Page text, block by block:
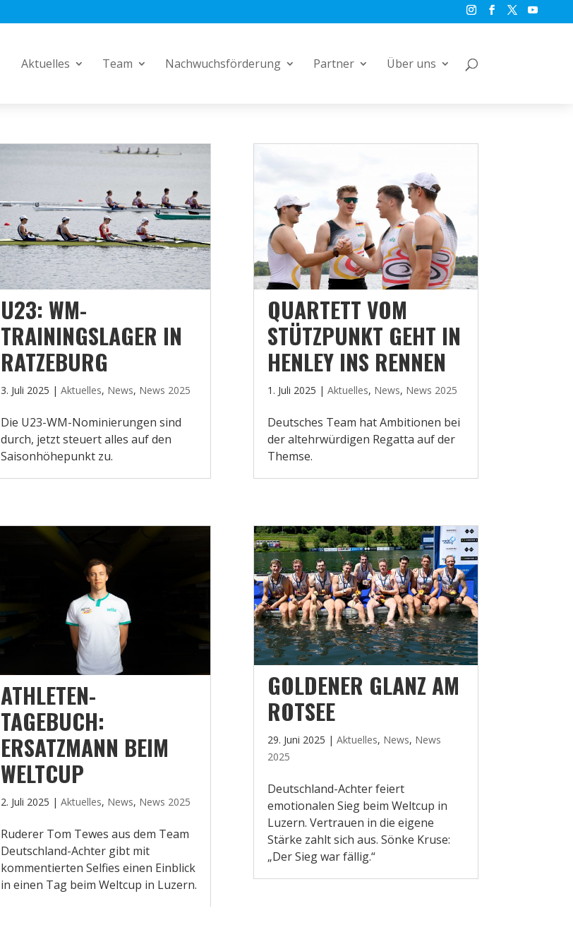
Aktuelles Team Nachwuchsförderung Partner Über uns
U23: WM-
TRAININGSLAGER IN
RATZEBURG
3. Juli 2025 | Aktuelles, News, News 2025
Die U23-WM-Nominierungen sind
durch, jetzt steuert alles auf den
Saisonhöhepunkt zu.
ATHLETEN-
TAGEBUCH:
ERSATZMANN BEIM
WELTCUP
2. Juli 2025 | Aktuelles, News, News 2025
Ruderer Tom Tewes aus dem Team
Deutschland-Achter gibt mit
kommentierten Selfies einen Einblick
in einen Tag beim Weltcup in Luzern.
QUARTETT VOM
STÜTZPUNKT GEHT IN
HENLEY INS RENNEN
1. Juli 2025 |Aktuelles, News, News 2025
Deutsches Team hat Ambitionen bei
der altehrwürdigen Regatta auf der
Themse.
GOLDENER GLANZ AM
ROTSEE
29. Juni 2025 |Aktuelles, News, News
2025
Deutschland-Achter feiert
emotionalen Sieg beim Weltcup in
Luzern. Vertrauen in die eigene
Stärke zahlt sich aus. Sönke Kruse:
„Der Sieg war fällig.“